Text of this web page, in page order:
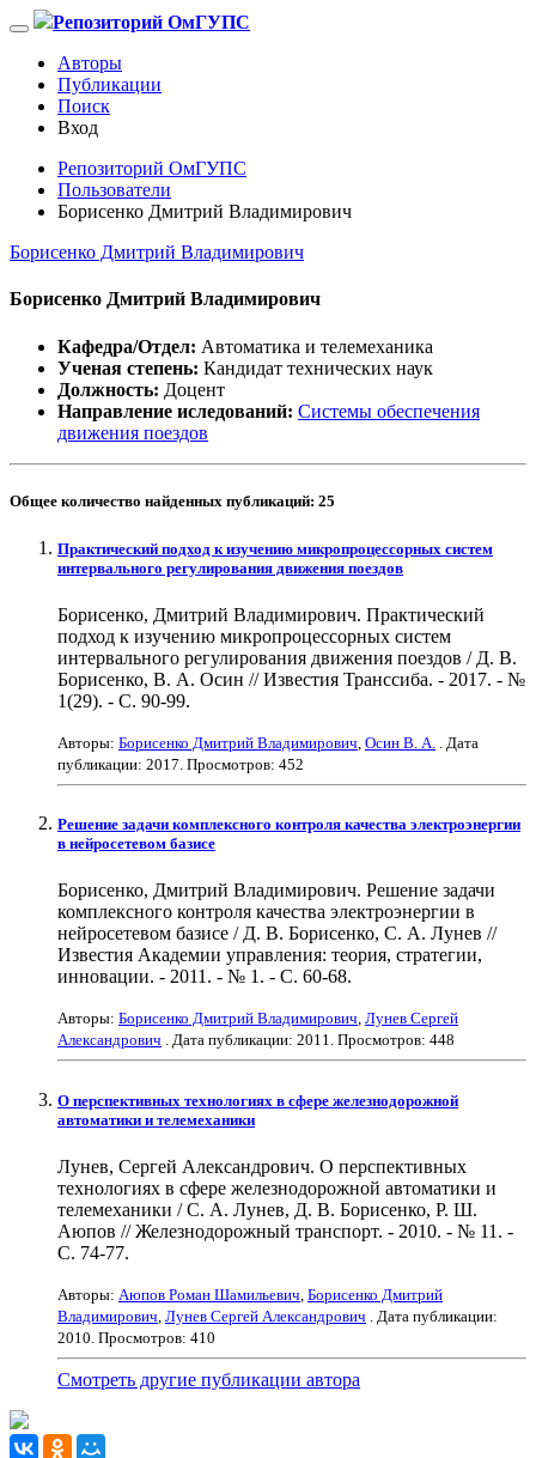
Репозиторий ОмГУПС
Авторы
Публикации
Поиск
Вход
Репозиторий ОмГУПС
Пользователи
Борисенко Дмитрий Владимирович
Борисенко Дмитрий Владимирович
Борисенко Дмитрий Владимирович
Кафедра/Отдел: Автоматика и телемеханика
Ученая степень: Кандидат технических наук
Должность: Доцент
Направление иследований: Системы обеспечения
движения поездов
Общее количество найденных публикаций: 25
Практический подход к изучению микропроцессорных систем
интервального регулирования движения поездов
Борисенко, Дмитрий Владимирович. Практический
подход к изучению микропроцессорных систем
интервального регулирования движения поездов / Д. В.
Борисенко, В. А. Осин // Известия Транссиба. - 2017. - №
1(29). - С. 90-99.
Авторы: Борисенко Дмитрий Владимирович, Осин В. А. . Дата
публикации: 2017. Просмотров: 452
Решение задачи комплексного контроля качества электроэнергии
в нейросетевом базисе
Борисенко, Дмитрий Владимирович. Решение задачи
комплексного контроля качества электроэнергии в
нейросетевом базисе / Д. В. Борисенко, С. А. Лунев //
Известия Академии управления: теория, стратегии,
инновации. - 2011. - № 1. - С. 60-68.
Авторы: Борисенко Дмитрий Владимирович, Лунев Сергей
Александрович . Дата публикации: 2011. Просмотров: 448
О перспективных технологиях в сфере железнодорожной
автоматики и телемеханики
Лунев, Сергей Александрович. О перспективных
технологиях в сфере железнодорожной автоматики и
телемеханики / С. А. Лунев, Д. В. Борисенко, Р. Ш.
Аюпов // Железнодорожный транспорт. - 2010. - № 11. -
С. 74-77.
Авторы: Аюпов Роман Шамильевич Борисенко Дмитрий
Владимирович Лунев Сергей Александрович . Дата публикации:
2010 . Просмотров: 410
Смотреть другие публикации автора